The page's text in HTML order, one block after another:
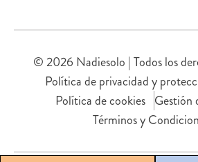
© 2026 Nadiesolo | Todos los
Política de privacidad y
Política de cookies Gestión
Términos y